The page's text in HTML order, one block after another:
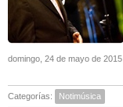
domingo, 24 de mayo de 2015
Categorías: Notimúsica